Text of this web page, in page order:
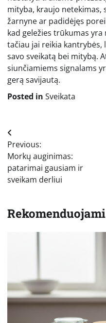
mityba, kraujo netekimas,
žarnyne ar padidėjęs
kad geležies trūkumas
tačiau jai reikia
savo sveikatą bei mitybą.
siunčiamiems signalams
gerą savijautą.
Posted in Sveikata
Navigacija
tarp
įrašų
Previous:
Morkų auginimas:
patarimai gausiam ir
sveikam derliui